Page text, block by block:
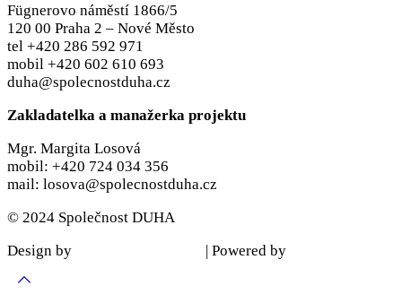
Fügnerovo náměstí 1866/5
120 00 Praha 2 – Nové Město
tel +420 286 592 971
mobil +420 602 610 693
duha@spolecnostduha.cz
Zakladatelka a manažerka projektu
Mgr. Margita Losová
mobil: +420 724 034 356
mail: losova@spolecnostduha.cz
© 2024 Společnost DUHA
Design by
| Powered by